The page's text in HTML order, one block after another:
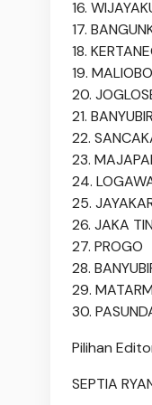
16.
17.
18.
19.
20.
21.
22.
23.
24.
25.
26. JAKA
27. PROGO
28.
29.
30.
Pilihan
SEPTIA